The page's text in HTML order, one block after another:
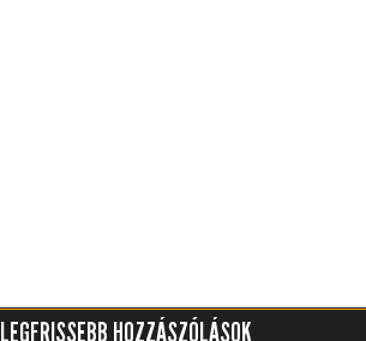
LEGFRISSEBB HOZZÁSZÓLÁSOK